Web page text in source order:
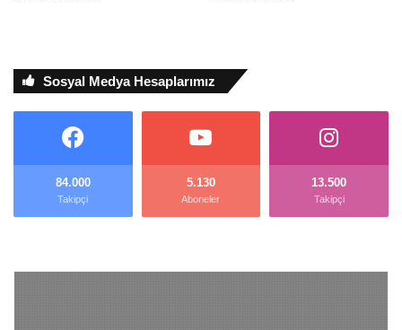
Sosyal Medya Hesaplarımız
84.000
Takipçi
5.130
Aboneler
13.500
Takipçi